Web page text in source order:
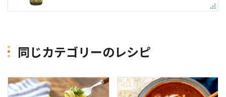
同じカテゴリーのレシピ